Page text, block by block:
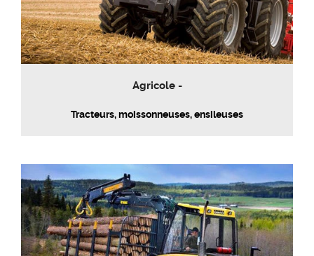
Agricole -
Tracteurs, moissonneuses, ensileuses